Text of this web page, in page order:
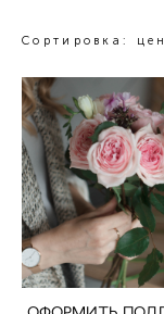
Сортировка: